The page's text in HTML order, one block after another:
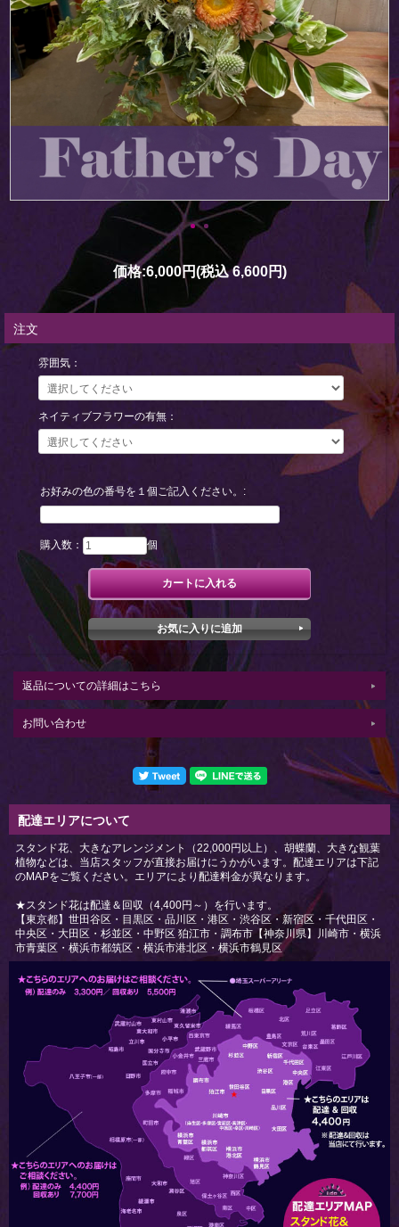
価格:6,000円(税込 6,600円)
注文
雰囲気：
ネイティブフラワーの有無：
お好みの色の番号を１個ご記入ください。:
購入数： 個
返品についての詳細はこちら
お問い合わせ
配達エリアについて
スタンド花、大きなアレンジメント（22,000円以上）、胡蝶蘭、大きな観葉
植物などは、当店スタッフが直接お届けにうかがいます。配達エリアは下記
のMAPをご覧ください。エリアにより配達料金が異なります。
★スタンド花は配達＆回収（4,400円～）を行います。
【東京都】世田谷区・目黒区・品川区・港区・渋谷区・新宿区・千代田区・
中央区・大田区・杉並区・中野区 狛江市・調布市【神奈川県】川崎市・横浜
市青葉区・横浜市都筑区・横浜市港北区・横浜市鶴見区